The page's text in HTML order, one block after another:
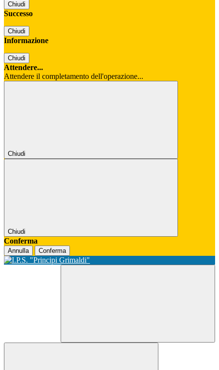
Chiudi
Successo
Chiudi
Informazione
Chiudi
Attendere...
Attendere il completamento dell'operazione...
Chiudi
Chiudi
Conferma
Annulla Conferma